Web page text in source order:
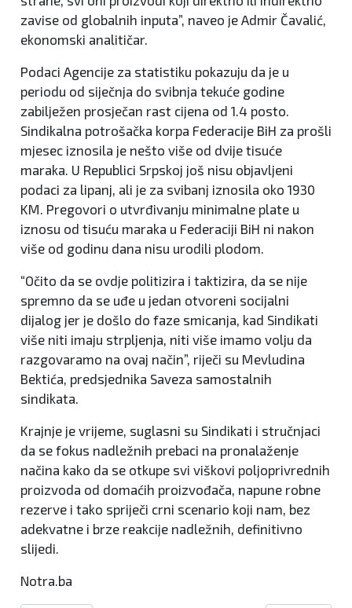
zavise od globalnih inputa”, naveo je Admir Čavalić,
ekonomski analitičar.
Podaci Agencije za statistiku pokazuju da je u
periodu od siječnja do svibnja tekuće godine
zabilježen prosječan rast cijena od 1.4 posto.
Sindikalna potrošačka korpa Federacije BiH za prošli
mjesec iznosila je nešto više od dvije tisuće
maraka. U Republici Srpskoj još nisu objavljeni
podaci za lipanj, ali je za svibanj iznosila oko 1930
KM. Pregovori o utvrđivanju minimalne plate u
iznosu od tisuću maraka u Federaciji BiH ni nakon
više od godinu dana nisu urodili plodom.
“Očito da se ovdje politizira i taktizira, da se nije
spremno da se uđe u jedan otvoreni socijalni
dijalog jer je došlo do faze smicanja, kad Sindikati
više niti imaju strpljenja, niti više imamo volju da
razgovaramo na ovaj način”, riječi su Mevludina
Bektića, predsjednika Saveza samostalnih
sindikata.
Krajnje je vrijeme, suglasni su Sindikati i stručnjaci
da se fokus nadležnih prebaci na pronalaženje
načina kako da se otkupe svi viškovi poljoprivrednih
proizvoda od domaćih proizvođača, napune robne
rezerve i tako spriječi crni scenario koji nam, bez
adekvatne i brze reakcije nadležnih, definitivno
slijedi.
Notra.ba